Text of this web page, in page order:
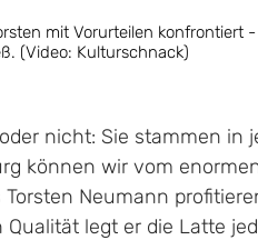
mit Vorurteilen konfrontiert
(Video: Kulturschnack)
nicht: Sie stammen in
können wir vom
Neumann
legt er die Latte